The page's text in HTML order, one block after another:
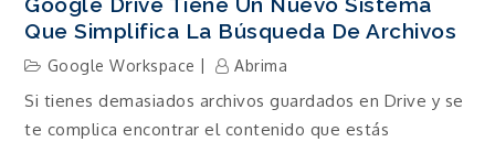
Que Simplifica La Búsqueda De Archivos
Google Workspace Abrima
Si tienes demasiados archivos guardados en Drive y se
te complica encontrar el contenido que estás